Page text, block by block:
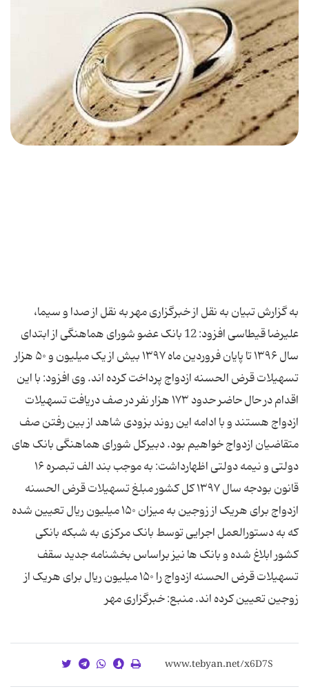
به گزارش تبیان به نقل از خبرگزاری مهر به نقل از صدا و سیما،
علیرضا قیطاسی افزود: 12 بانک عضو شورای هماهنگی از ابتدای
سال ۱۳۹۶ تا پایان فروردین ماه ۱۳۹۷ بیش از یک میلیون و ۵۰ هزار
تسهیلات قرض الحسنه ازدواج پرداخت کرده اند. وی افزود: با این
اقدام در حال حاضر حدود ۱۷۳ هزار نفر در صف دریافت تسهیلات
ازدواج هستند و با ادامه این روند بزودی شاهد از بین رفتن صف
متقاضیان ازدواج خواهیم بود. دبیرکل شورای هماهنگی بانک های
دولتی و نیمه دولتی اظهارداشت: به موجب بند الف تبصره ۱۶
قانون بودجه سال ۱۳۹۷ کل کشور مبلغ تسهیلات قرض الحسنه
ازدواج برای هریک از زوجین به میزان ۱۵۰ میلیون ریال تعیین شده
که به دستورالعمل اجرایی توسط بانک مرکزی به شبکه بانکی
کشور ابلاغ شده و بانک ها نیز براساس بخشنامه جدید سقف
تسهیلات قرض الحسنه ازدواج را ۱۵۰ میلیون ریال برای هریک از
زوجین تعیین کرده اند. منبع: خبرگزاری مهر